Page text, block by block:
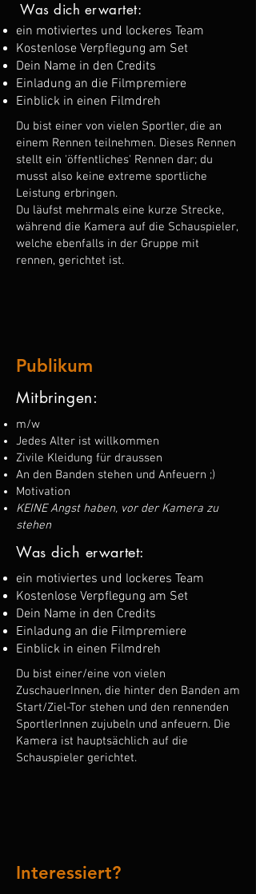
Was dich erwartet:
ein motiviertes und lockeres Team
Kostenlose Verpflegung am Set
Dein Name in den Credits
Einladung an die Filmpremiere
Einblick in einen Filmdreh
Du bist einer von vielen Sportler, die an
einem Rennen teilnehmen. Dieses Rennen
stellt ein 'öffentliches' Rennen dar; du
musst also keine extreme sportliche
Leistung erbringen.
Du läufst mehrmals eine kurze Strecke,
während die Kamera auf die Schauspieler,
welche ebenfalls in der Gruppe mit
rennen, gerichtet ist.
Publikum
Mitbringen:
m/w
Jedes Alter ist willkommen
Zivile Kleidung für draussen
An den Banden stehen und Anfeuern ;)
Motivation
KEINE Angst haben, vor der Kamera zu
stehen
Was dich erwartet:
ein motiviertes und lockeres Team
Kostenlose Verpflegung am Set
Dein Name in den Credits
Einladung an die Filmpremiere
Einblick in einen Filmdreh
Du bist einer/eine von vielen
ZuschauerInnen, die hinter den Banden am
Start/Ziel-Tor stehen und den rennenden
SportlerInnen zujubeln und anfeuern. Die
Kamera ist hauptsächlich auf die
Schauspieler gerichtet.
Interessiert?